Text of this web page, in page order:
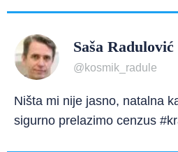
Saša Radulović
@kosmik_radule
Ništa mi nije jasno, natalna
sigurno prelazimo cenzus